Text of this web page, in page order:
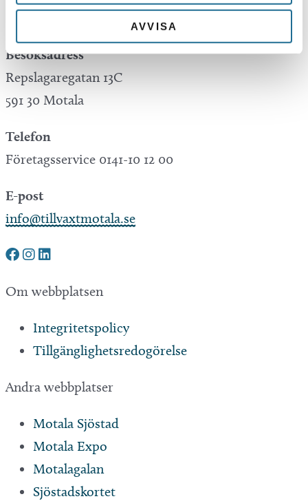
AVVISA
Besöksadress
Repslagaregatan 13C
591 30 Motala
Telefon
Företagsservice 0141-10 12 00
E-post
info@tillvaxtmotala.se
Om webbplatsen
Integritetspolicy
Tillgänglighetsredogörelse
Andra webbplatser
Motala Sjöstad
Motala Expo
Motalagalan
Sjöstadskortet